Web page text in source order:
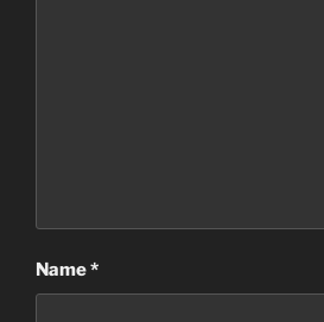
Name*